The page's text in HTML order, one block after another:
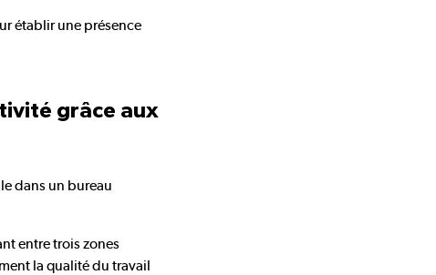
établir une présence
grâce aux
dans un bureau
entre trois zones
la qualité du travail